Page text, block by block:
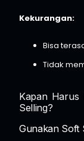
Kekurangan:
Bisa
Tidak
Kapan Harus
Selling?
Gunakan Soft